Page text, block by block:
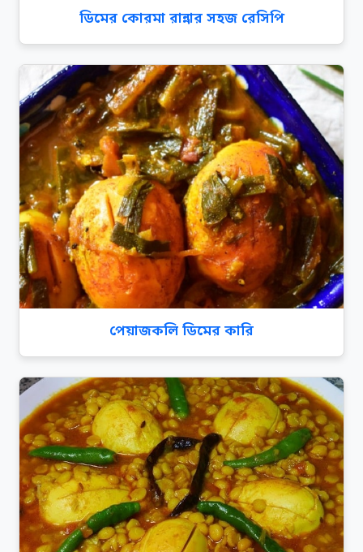
ডিমের কোরমা রান্নার সহজ রেসিপি
পেয়াজকলি ডিমের কারি